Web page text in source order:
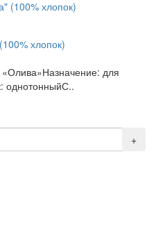
хлопок)
для
однотонныйС..
+